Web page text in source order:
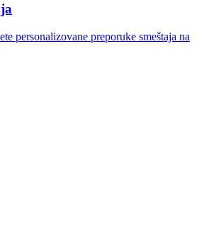
personalizovane preporuke smeštaja na